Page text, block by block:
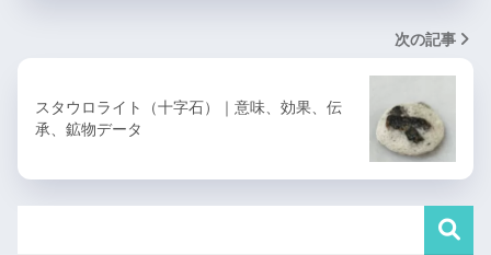
次の記事
スタウロライト（十字石）｜意味、効果、伝
承、鉱物データ